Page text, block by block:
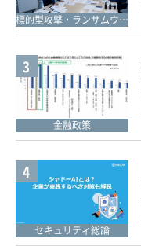
標的型攻撃・ランサムウェア対策
3
金融政策
4
セキュリティ総論